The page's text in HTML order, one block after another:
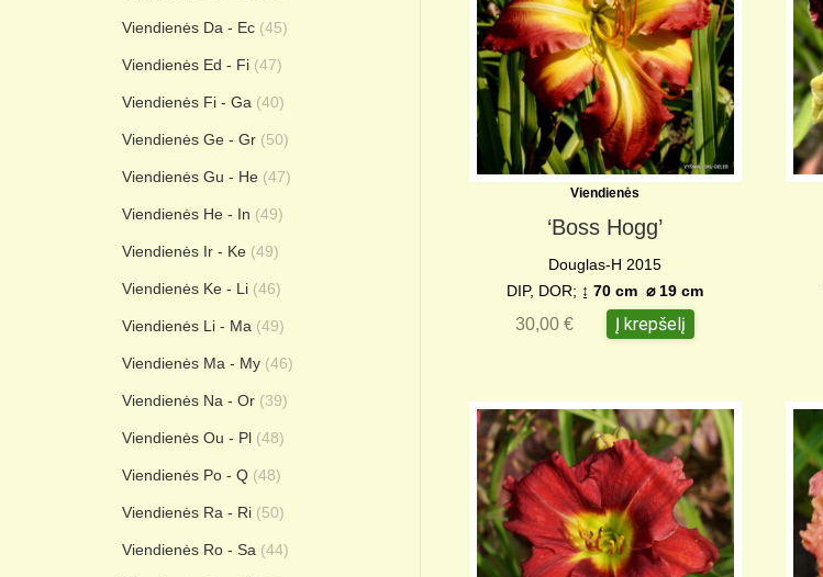
Viendienės
‘Boss Hogg’
Douglas-H 2015
DIP, DOR; ↨ 70 cm⌀ 19 cm
30,00€ Į krepšelį
Viendienės Da - Ec (45)
Viendienės Ed - Fi (47)
Viendienės Fi - Ga (40)
Viendienės Ge - Gr (50)
Viendienės Gu - He (47)
Viendienės He - In (49)
Viendienės Ir - Ke (49)
Viendienės Ke - Li (46)
Viendienės Li - Ma (49)
Viendienės Ma - My (46)
Viendienės Na - Or (39)
Viendienės Ou - Pl (48)
Viendienės Po - Q (48)
Viendienės Ra - Ri (50)
Viendienės Ro - Sa (44)